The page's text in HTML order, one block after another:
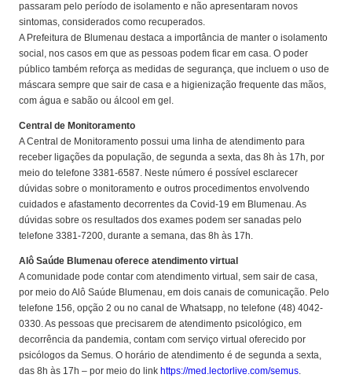
passaram pelo período de isolamento e não apresentaram novos
sintomas, considerados como recuperados.
A Prefeitura de Blumenau destaca a importância de manter o isolamento
social, nos casos em que as pessoas podem ficar em casa. O poder
público também reforça as medidas de segurança, que incluem o uso de
máscara sempre que sair de casa e a higienização frequente das mãos,
com água e sabão ou álcool em gel.
Central de Monitoramento
A Central de Monitoramento possui uma linha de atendimento para
receber ligações da população, de segunda a sexta, das 8h às 17h, por
meio do telefone 3381-6587. Neste número é possível esclarecer
dúvidas sobre o monitoramento e outros procedimentos envolvendo
cuidados e afastamento decorrentes da Covid-19 em Blumenau. As
dúvidas sobre os resultados dos exames podem ser sanadas pelo
telefone 3381-7200, durante a semana, das 8h às 17h.
Alô Saúde Blumenau oferece atendimento virtual
A comunidade pode contar com atendimento virtual, sem sair de casa,
por meio do Alô Saúde Blumenau, em dois canais de comunicação. Pelo
telefone 156, opção 2 ou no canal de Whatsapp, no telefone (48) 4042-
0330. As pessoas que precisarem de atendimento psicológico, em
decorrência da pandemia, contam com serviço virtual oferecido por
psicólogos da Semus. O horário de atendimento é de segunda a sexta,
das 8h às 17h – por meio do link https://med.lectorlive.com/semus.